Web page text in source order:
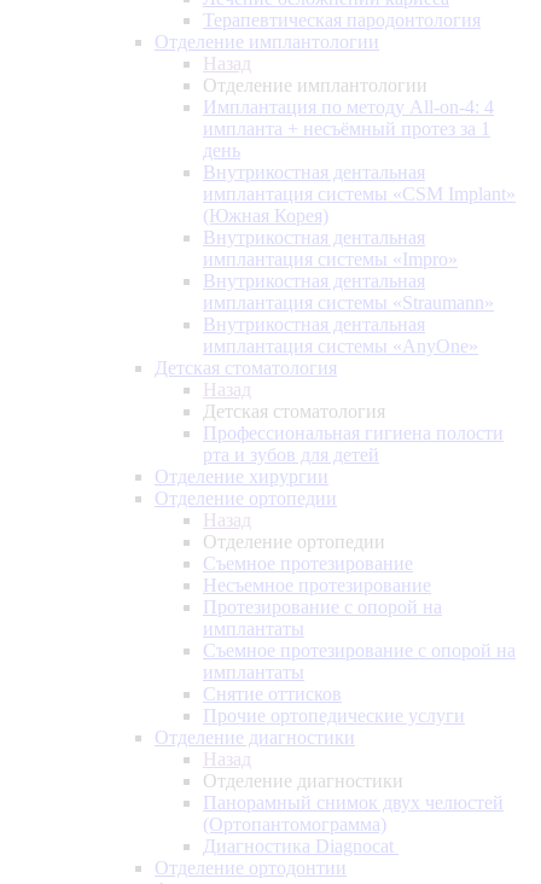
Терапевтическая пародонтология
Отделение имплантологии
Назад
Отделение имплантологии
Имплантация по методу All-on-4: 4
импланта + несъёмный протез за 1
день
Внутрикостная дентальная
имплантация системы «CSM Implant»
(Южная Корея)
Внутрикостная дентальная
имплантация системы «Impro»
Внутрикостная дентальная
имплантация системы «Straumann»
Внутрикостная дентальная
имплантация системы «AnyOne»
Детская стоматология
Назад
Детская стоматология
Профессиональная гигиена полости
рта и зубов для детей
Отделение хирургии
Отделение ортопедии
Назад
Отделение ортопедии
Съемное протезирование
Несъемное протезирование
Протезирование с опорой на
имплантаты
Съемное протезирование с опорой на
имплантаты
Снятие оттисков
Прочие ортопедические услуги
Отделение диагностики
Назад
Отделение диагностики
Панорамный снимок двух челюстей
(Ортопантомограмма)
Диагностика Diagnocat
Отделение ортодонтии